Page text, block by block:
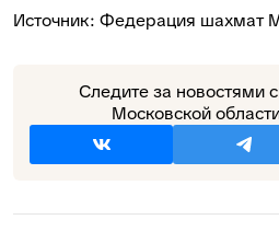
Источник: Федерация шахмат
Следите за новостями
Московской